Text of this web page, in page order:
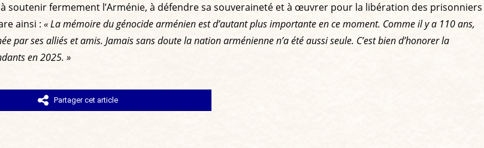
soutenir fermement l’Arménie, à défendre sa souveraineté et à œuvrer pour la libération des prisonniers
ainsi : « La mémoire du génocide arménien est d’autant plus importante en ce moment. Comme il y a 110 ans,
par ses alliés et amis. Jamais sans doute la nation arménienne n’a été aussi seule. C’est bien d’honorer la
en 2025. »
Partager cet article